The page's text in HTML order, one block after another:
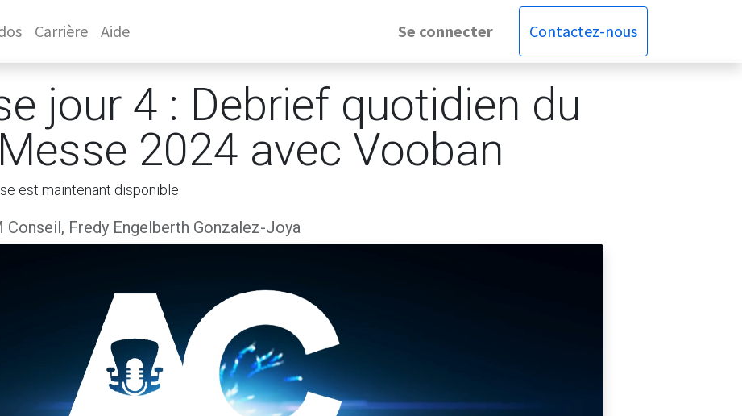
Carrière Aide Se connecter Contactez-nous
jour 4 : Debrief quotidien du
2024 avec Vooban
est maintenant disponible.
Conseil, Fredy Engelberth Gonzalez-Joya